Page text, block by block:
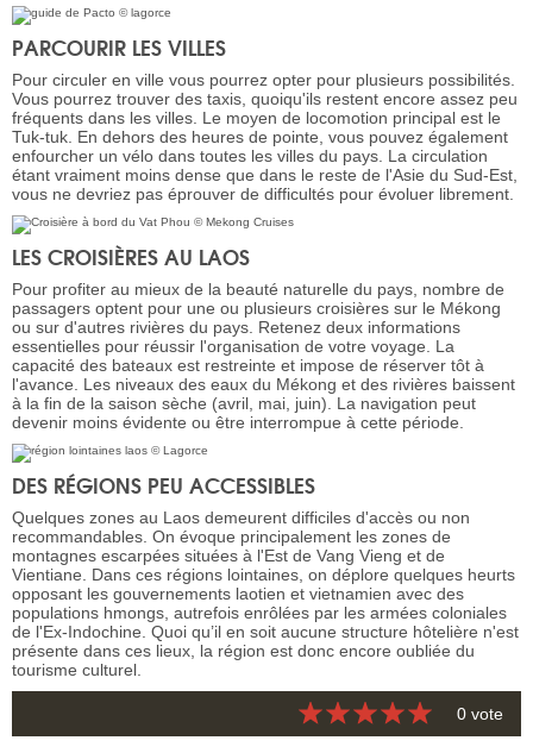
PARCOURIR LES VILLES
Pour circuler en ville vous pourrez opter pour plusieurs possibilités.
Vous pourrez trouver des taxis, quoiqu'ils restent encore assez peu
fréquents dans les villes. Le moyen de locomotion principal est le
Tuk-tuk. En dehors des heures de pointe, vous pouvez également
enfourcher un vélo dans toutes les villes du pays. La circulation
étant vraiment moins dense que dans le reste de l'Asie du Sud-Est,
vous ne devriez pas éprouver de difficultés pour évoluer librement.
LES CROISIÈRES AU LAOS
Pour profiter au mieux de la beauté naturelle du pays, nombre de
passagers optent pour une ou plusieurs croisières sur le Mékong
ou sur d'autres rivières du pays. Retenez deux informations
essentielles pour réussir l'organisation de votre voyage. La
capacité des bateaux est restreinte et impose de réserver tôt à
l'avance. Les niveaux des eaux du Mékong et des rivières baissent
à la fin de la saison sèche (avril, mai, juin). La navigation peut
devenir moins évidente ou être interrompue à cette période.
DES RÉGIONS PEU ACCESSIBLES
Quelques zones au Laos demeurent difficiles d'accès ou non
recommandables. On évoque principalement les zones de
montagnes escarpées situées à l'Est de Vang Vieng et de
Vientiane. Dans ces régions lointaines, on déplore quelques heurts
opposant les gouvernements laotien et vietnamien avec des
populations hmongs, autrefois enrôlées par les armées coloniales
de l'Ex-Indochine. Quoi qu’il en soit aucune structure hôtelière n'est
présente dans ces lieux, la région est donc encore oubliée du
tourisme culturel.
0 vote